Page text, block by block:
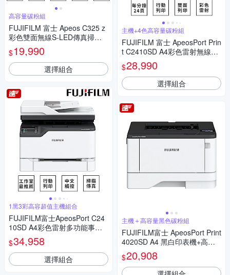
高容量碳粉組
FUJIFILM 富士 Apeos C325 z
彩色雙面無線S-LED傳真掃描
複合機+原廠CT203502 高容量
黑色碳粉匣 (6,000張)
$19,990
選擇組合
1黑3彩高容超值主機組合
FUJIFILM富士ApeosPort C24
10SD A4彩色雷射多功能事務
複合機+1黑3彩高容量碳份
$34,958
選擇組合
主機+4色高容量碳粉組
FUJIFILM 富士 ApeosPort Prin
t C2410SD A4彩色雷射無線印
表機+高容量1黑3彩碳粉
$28,990
選擇組合
主機＋高容量黑色碳粉組
FUJIFILM富士 ApeosPort Print
4020SD A4 黑白印表機+高容
量碳粉
$20,908